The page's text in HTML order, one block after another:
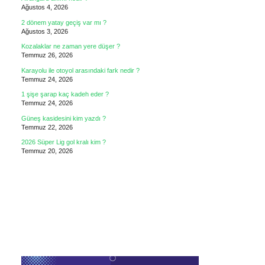
Ağustos 4, 2026
2 dönem yatay geçiş var mı ?
Ağustos 3, 2026
Kozalaklar ne zaman yere düşer ?
Temmuz 26, 2026
Karayolu ile otoyol arasındaki fark nedir ?
Temmuz 24, 2026
1 şişe şarap kaç kadeh eder ?
Temmuz 24, 2026
Güneş kasidesini kim yazdı ?
Temmuz 22, 2026
2026 Süper Lig gol kralı kim ?
Temmuz 20, 2026